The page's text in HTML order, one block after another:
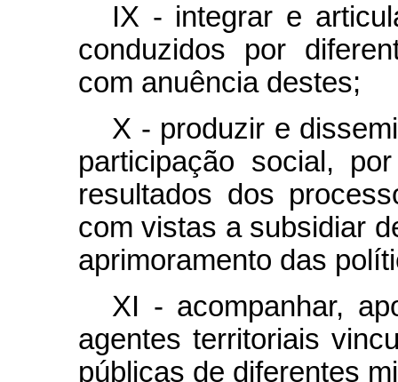
IX - integrar e
conduzidos por
com anuência destes;
X - produzir e
participação social,
resultados dos
com vistas a subsidiar
aprimoramento das
XI - acompanhar,
agentes territoriais
públicas de diferentes